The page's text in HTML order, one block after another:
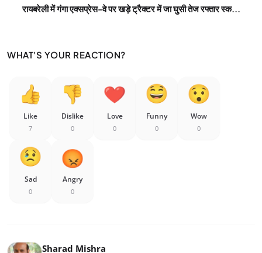
रायबरेली में गंगा एक्‍सप्रेस-वे पर खड़े ट्रैक्‍टर में जा घुसी तेज रफ्तार स्‍क...
WHAT'S YOUR REACTION?
Like
7
Dislike
0
Love
0
Funny
0
Wow
0
Sad
0
Angry
0
Sharad Mishra